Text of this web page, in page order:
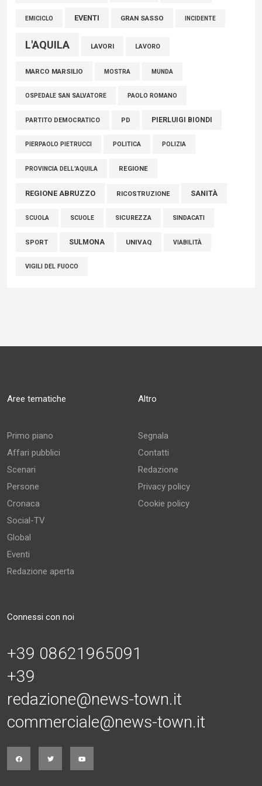
EMICICLO EVENTI GRAN SASSO INCIDENTE
L'AQUILA LAVORI LAVORO
MARCO MARSILIO MOSTRA MUNDA
OSPEDALE SAN SALVATORE PAOLO ROMANO
PARTITO DEMOCRATICO PD PIERLUIGI BIONDI
PIERPAOLO PIETRUCCI POLITICA POLIZIA
PROVINCIA DELL'AQUILA REGIONE
REGIONE ABRUZZO RICOSTRUZIONE SANITÀ
SCUOLA SCUOLE SICUREZZA SINDACATI
SPORT SULMONA UNIVAQ VIABILITÀ
VIGILI DEL FUOCO
Aree tematiche
Primo piano
Affari pubblici
Scenari
Persone
Cronaca
Social-TV
Global
Eventi
Redazione aperta
Altro
Segnala
Contatti
Redazione
Privacy policy
Cookie policy
Connessi con noi
+39 08621965091
+39
redazione@news-town.it
commerciale@news-town.it